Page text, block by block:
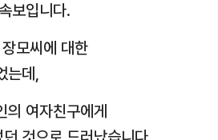
보입니다.
모씨에 대한
는데,
의 여자친구에게